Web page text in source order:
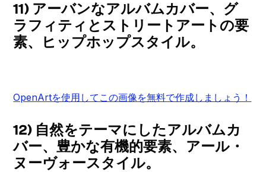
11) アーバンなアルバムカバー、グ
ラフィティとストリートアートの要
素、ヒップホップスタイル。
OpenArtを使用してこの画像を無料で作成しましょう！
12) 自然をテーマにしたアルバムカ
バー、豊かな有機的要素、アール・
ヌーヴォースタイル。